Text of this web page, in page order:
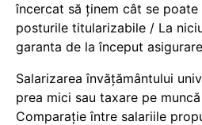
încercat să ținem cât se
posturile titularizabile / La
garanta de la început
Salarizarea învățământului
prea mici sau taxare pe
Comparație între salariile